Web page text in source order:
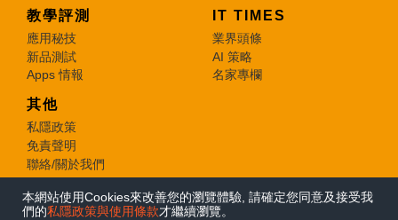
教學評測
應用秘技
新品測試
Apps 情報
IT TIMES
業界頭條
AI 策略
名家專欄
其他
私隱政策
免責聲明
聯絡/關於我們
© 2026 e-zone. All Rights Reserved.
本網站使用Cookies來改善您的瀏覽體驗, 請確定您同意及接受我
們的私隱政策與使用條款才繼續瀏覽。